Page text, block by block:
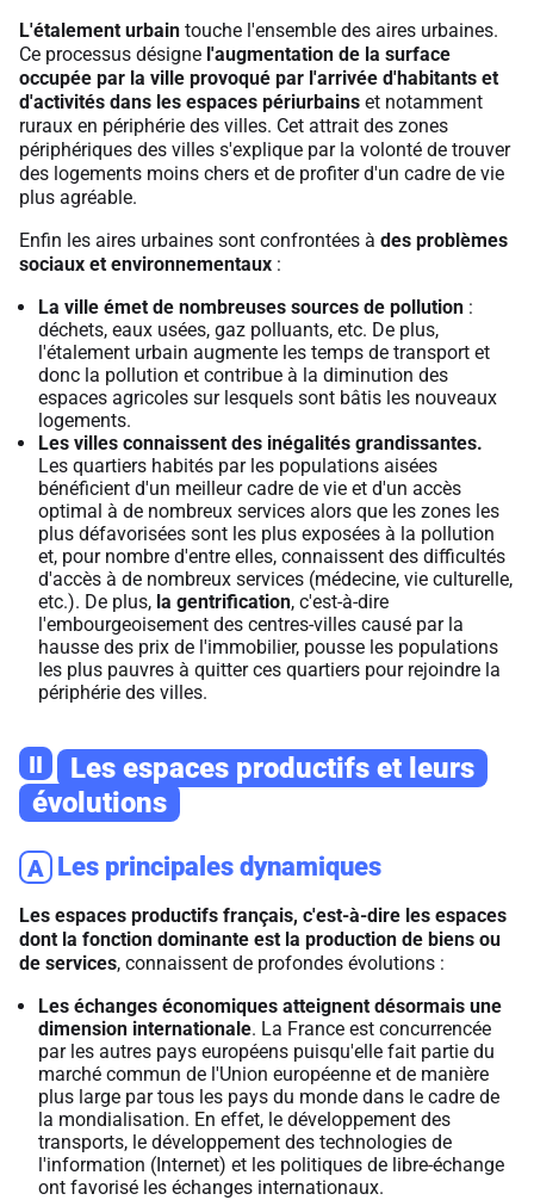
L'étalement urbain touche l'ensemble des aires urbaines.
Ce processus désigne l'augmentation de la surface
occupée par la ville provoqué par l'arrivée d'habitants et
d'activités dans les espaces périurbains et notamment
ruraux en périphérie des villes. Cet attrait des zones
périphériques des villes s'explique par la volonté de trouver
des logements moins chers et de profiter d'un cadre de vie
plus agréable.
Enfin les aires urbaines sont confrontées à des problèmes
sociaux et environnementaux :
La ville émet de nombreuses sources de pollution :
déchets, eaux usées, gaz polluants, etc. De plus,
l'étalement urbain augmente les temps de transport et
donc la pollution et contribue à la diminution des
espaces agricoles sur lesquels sont bâtis les nouveaux
logements.
Les villes connaissent des inégalités grandissantes.
Les quartiers habités par les populations aisées
bénéficient d'un meilleur cadre de vie et d'un accès
optimal à de nombreux services alors que les zones les
plus défavorisées sont les plus exposées à la pollution
et, pour nombre d'entre elles, connaissent des difficultés
d'accès à de nombreux services (médecine, vie culturelle,
etc.). De plus, la gentrification, c'est-à-dire
l'embourgeoisement des centres-villes causé par la
hausse des prix de l'immobilier, pousse les populations
les plus pauvres à quitter ces quartiers pour rejoindre la
périphérie des villes.
II
Les espaces productifs et leurs
évolutions
A Les principales dynamiques
Les espaces productifs français, c'est-à-dire les espaces
dont la fonction dominante est la production de biens ou
de services, connaissent de profondes évolutions :
Les échanges économiques atteignent désormais une
dimension internationale. La France est concurrencée
par les autres pays européens puisqu'elle fait partie du
marché commun de l'Union européenne et de manière
plus large par tous les pays du monde dans le cadre de
la mondialisation. En effet, le développement des
transports, le développement des technologies de
l'information (Internet) et les politiques de libre-échange
ont favorisé les échanges internationaux.